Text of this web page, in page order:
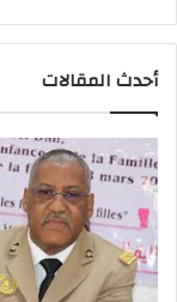
أحدث المقالات